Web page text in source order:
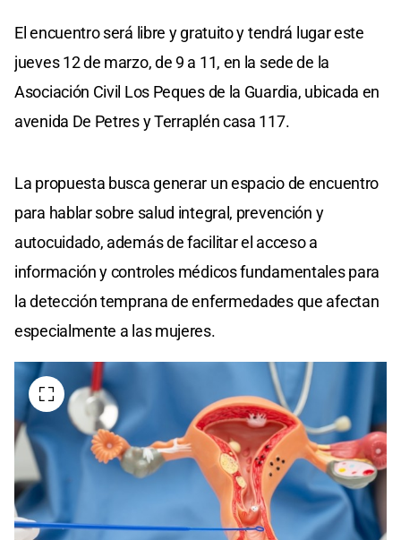
El encuentro será libre y gratuito y tendrá lugar este
jueves 12 de marzo, de 9 a 11, en la sede de la
Asociación Civil Los Peques de la Guardia, ubicada en
avenida De Petres y Terraplén casa 117.
La propuesta busca generar un espacio de encuentro
para hablar sobre salud integral, prevención y
autocuidado, además de facilitar el acceso a
información y controles médicos fundamentales para
la detección temprana de enfermedades que afectan
especialmente a las mujeres.